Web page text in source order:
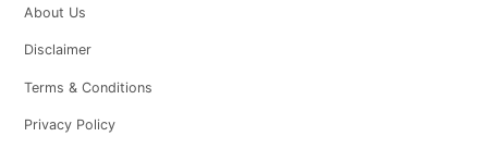
About Us
Disclaimer
Terms & Conditions
Privacy Policy